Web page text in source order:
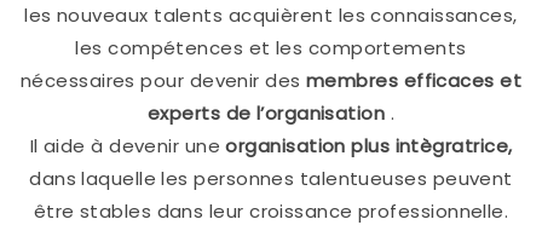
les nouveaux talents acquièrent les connaissances,
les compétences et les comportements
nécessaires pour devenir desmembres efficaces et
experts de l’organisation .
Il aide à devenir uneorganisation plus intègratrice,
dans laquelle les personnes talentueuses peuvent
être stables dans leur croissance professionnelle.